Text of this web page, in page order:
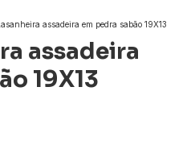
assadeira em pedra sabão 19X13
assadeira
19X13